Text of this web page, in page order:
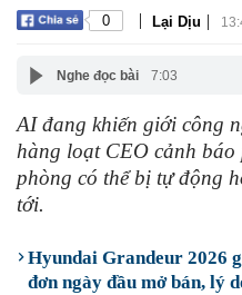
0 | Lại Dịu |
Nghe đọc bài 7:03
AI đang khiến giới công
hàng loạt CEO cảnh báo
phòng có thể bị tự động
tới.
Hyundai Grandeur 2026
đơn ngày đầu mở bán, lý